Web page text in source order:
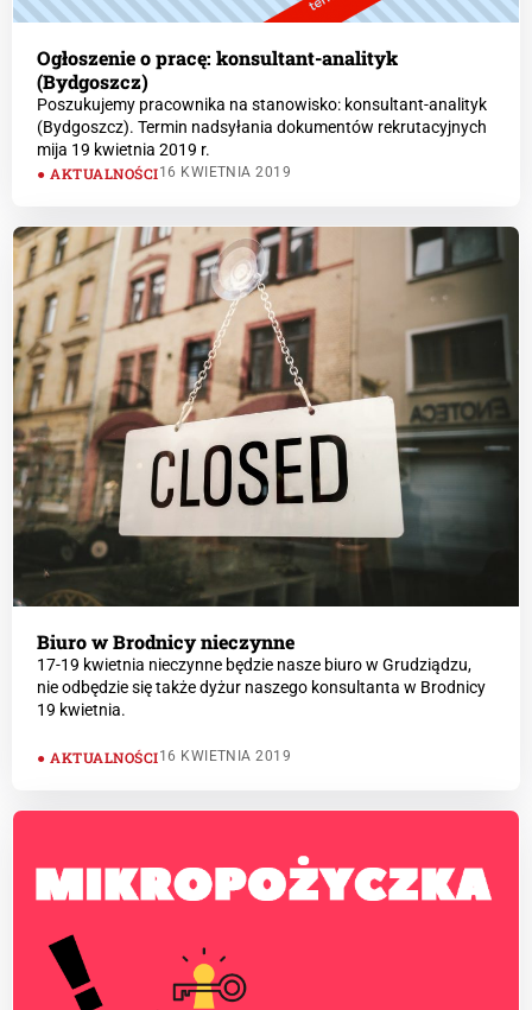
Ogłoszenie o pracę: konsultant-analityk
(Bydgoszcz)
Poszukujemy pracownika na stanowisko: konsultant-analityk
(Bydgoszcz). Termin nadsyłania dokumentów rekrutacyjnych
mija 19 kwietnia 2019 r.
AKTUALNOŚCI16 KWIETNIA 2019
Biuro w Brodnicy nieczynne
17-19 kwietnia nieczynne będzie nasze biuro w Grudziądzu,
nie odbędzie się także dyżur naszego konsultanta w Brodnicy
19 kwietnia.
AKTUALNOŚCI16 KWIETNIA 2019